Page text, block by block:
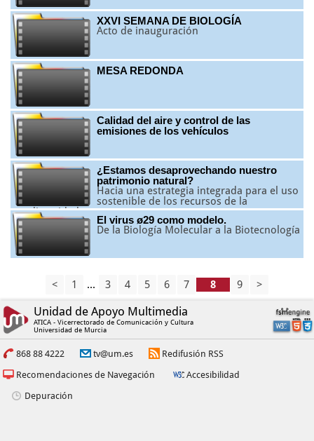
XXVI SEMANA DE BIOLOGÍA
Acto de inauguración
MESA REDONDA
Calidad del aire y control de las
emisiones de los vehículos
¿Estamos desaprovechando nuestro
patrimonio natural?
Hacia una estrategia integrada para el uso
sostenible de los recursos de la
geodiversidad
El virus ø29 como modelo.
De la Biología Molecular a la Biotecnología
< 1 ... 3 4 5 6 7 9 >
Unidad de Apoyo Multimedia
ATICA - Vicerrectorado de Comunicación y Cultura
Universidad de Murcia
868 88 4222 tv@um.es
Redifusión RSS
Recomendaciones de Navegación
Accesibilidad
Depuración